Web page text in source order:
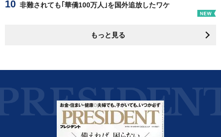
非難されても｢華僑100万人｣を国外追放したワケ
もっと見る